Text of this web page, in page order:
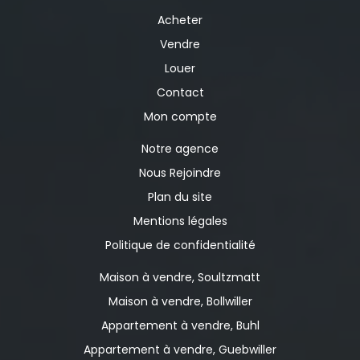
habitation supplémentaire, activité professionnelle,
qui devient aujourd'hui extrêmement rare : une
volumes et un potentiel d'évolution exceptionnel.
Une maison où l'on se projette immédiatement? et
que vous risquez fortement de ne plus vouloir
pour découvrir cette opportunité rare à Guebwiller.
Acheter
Vendre
Louer
Contact
Mon compte
Notre agence
Nous Rejoindre
Plan du site
Mentions légales
Politique de confidentialité
Maison à vendre, Soultzmatt
Maison à vendre, Bollwiller
Appartement à vendre, Buhl
Appartement à vendre, Guebwiller